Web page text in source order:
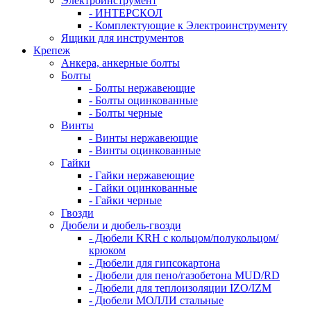
- ИНТЕРСКОЛ
- Комплектующие к Электроинструменту
Ящики для инструментов
Крепеж
Анкера, анкерные болты
Болты
- Болты нержавеющие
- Болты оцинкованные
- Болты черные
Винты
- Винты нержавеющие
- Винты оцинкованные
Гайки
- Гайки нержавеющие
- Гайки оцинкованные
- Гайки черные
Гвозди
Дюбели и дюбель-гвозди
- Дюбели KRH с кольцом/полукольцом/
крюком
- Дюбели для гипсокартона
- Дюбели для пено/газобетона MUD/RD
- Дюбели для теплоизоляции IZO/IZM
- Дюбели МОЛЛИ стальные